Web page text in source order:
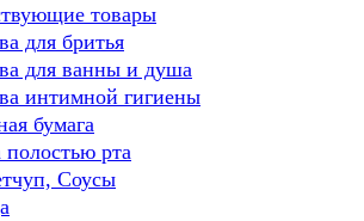
товары
для бритья
для ванны и душа
интимной гигиены
бумага
полостью рта
Соусы